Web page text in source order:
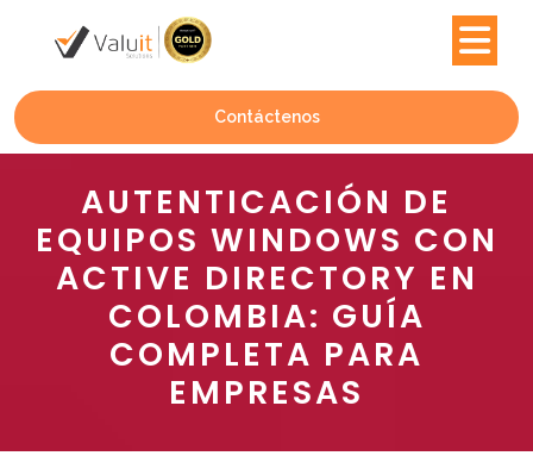
Contáctenos
AUTENTICACIÓN DE
EQUIPOS WINDOWS CON
ACTIVE DIRECTORY EN
COLOMBIA: GUÍA
COMPLETA PARA
EMPRESAS